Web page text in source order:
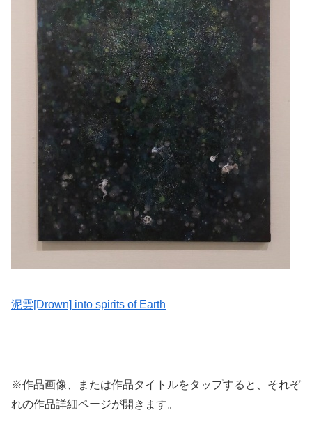
泥雲[Drown] into spirits of Earth
※作品画像、または作品タイトルをタップすると、それぞ
れの作品詳細ページが開きます。